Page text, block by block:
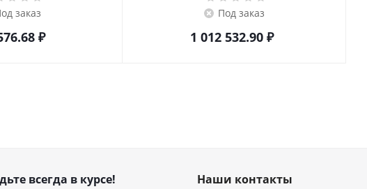
заказ
₽
Под заказ
1 012 532.90 ₽
всегда в курсе! Наши контакты